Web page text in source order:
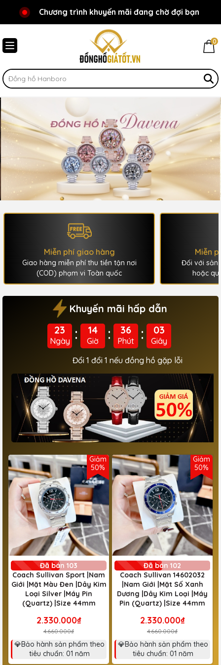
Chào mừng bạn đến với Đồnghồgiátốt.vn!
Chương trình khuyến mãi đang chờ đợi bạn
Đăng ký thành viên nhận ngay ưu đãi
0
Miễn phí giao hàng
Giao hàng miễn phí thu tiền tận nơi
(COD) phạm vi Toàn quốc
Miễn
Đối với sản
hoặc
Khuyến mãi hấp dẫn
23
Ngày : 14
Giờ : 36
Phút : 00
Giây
Miễn phí giao
Giảm
50%
Đã bán 103
Coach Sullivan Sport |Nam
Giới |Mặt Màu Đen |Dây Kim
Loại Silver |Máy Pin
(Quartz) |Size 44mm
2.330.000₫
4.660.000₫
💎Bảo hành sản phẩm theo
tiêu chuẩn: 01 năm
Giảm
50%
Đã bán 102
Coach Sullivan 14602032
|Nam Giới |Mặt Số Xanh
Dương |Dây Kim Loại |Máy
Pin (Quartz) |Size 44mm
2.330.000₫
4.660.000₫
💎Bảo hành sản phẩm theo
tiêu chuẩn: 01 năm
Mã giảm giá: